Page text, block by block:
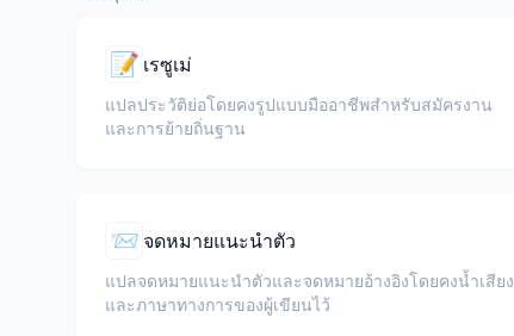
📝 เรซูเม่
แปลประวัติย่อโดยคงรูปแบบมืออาชีพสำหรับสมัครงาน
และการย้ายถิ่นฐาน
📨 จดหมายแนะนำตัว
แปลจดหมายแนะนำตัวและจดหมายอ้างอิงโดยคงน้ำเสียง
และภาษาทางการของผู้เขียนไว้